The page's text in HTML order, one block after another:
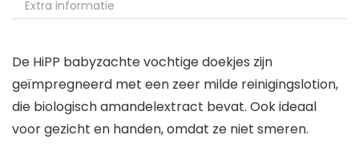
Extra informatie
De HiPP babyzachte vochtige doekjes zijn
geïmpregneerd met een zeer milde reinigingslotion,
die biologisch amandelextract bevat. Ook ideaal
voor gezicht en handen, omdat ze niet smeren.